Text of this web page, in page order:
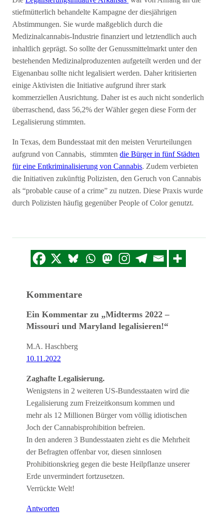
stiefmütterlich behandelte Kampagne der diesjährigen
Abstimmungen. Sie wurde maßgeblich durch die
Medizinalcannabis-Industrie finanziert und letztendlich auch
inhaltlich geprägt. So sollte der Genussmittelmarkt unter den
bestehenden Medizinalproduzenten aufgeteilt werden und der
Eigenanbau sollte nicht legalisiert werden. Daher kritisierten
einige Aktivisten die Initiative aufgrund ihrer stark
kommerziellen Ausrichtung. Daher ist es auch nicht sonderlich
überraschend, dass 56,2% der Wähler gegen diese Form der
Legalisierung stimmten.
In Texas, dem Bundesstaat mit den meisten Verurteilungen
aufgrund von Cannabis, stimmtendie Bürger in fünf Städten
für eine Entkriminalisierung von Cannabis. Zudem verbieten
die Initiativen zukünftig Polizisten, den Geruch von Cannabis
als “probable cause of a crime” zu nutzen. Diese Praxis wurde
durch Polizisten häufig gegenüber People of Color genutzt.
Kommentare
Ein Kommentar zu „Midterms 2022 –
Missouri und Maryland legalisieren!“
M.A. Haschberg
10.11.2022
Zaghafte Legalisierung.
Wenigstens in 2 weiteren US-Bundesstaaten wird die
Legalisierung zum Freizeitkonsum kommen und
mehr als 12 Millionen Bürger vom völlig idiotischen
Joch der Cannabisprohibition befreien.
In den anderen 3 Bundesstaaten zieht es die Mehrheit
der Befragten offenbar vor, diesen sinnlosen
Prohibitionskrieg gegen die beste Heilpflanze unserer
Erde unvermindert fortzusetzen.
Verrückte Welt!
Antworten